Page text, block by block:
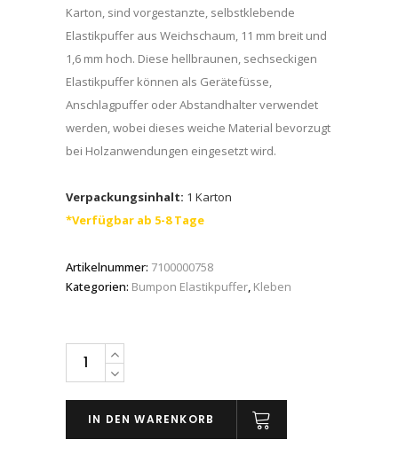
Karton, sind vorgestanzte, selbstklebende
Elastikpuffer aus Weichschaum, 11 mm breit und
1,6 mm hoch. Diese hellbraunen, sechseckigen
Elastikpuffer können als Gerätefüsse,
Anschlagpuffer oder Abstandhalter verwendet
werden, wobei dieses weiche Material bevorzugt
bei Holzanwendungen eingesetzt wird.
Verpackungsinhalt: 1 Karton
*Verfügbar ab 5-8 Tage
Artikelnummer: 7100000758
Kategorien: Bumpon Elastikpuffer, Kleben
3M™
Bumpon™
SJ5202
Elastikpuffer,
IN DEN WARENKORB